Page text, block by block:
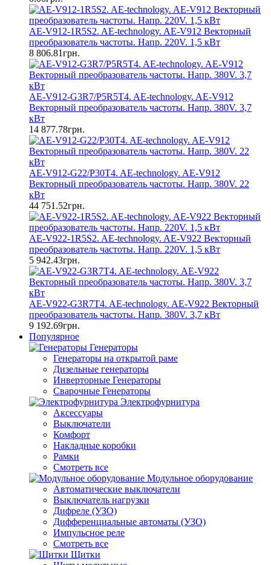
AE-V912-1R5S2. AE-technology. AE-V912 Векторный
преобразователь частоты. Напр. 220V. 1,5 кВт
8 806.81грн.
AE-V912-G3R7/P5R5T4. AE-technology. AE-V912
Векторный преобразователь частоты. Напр. 380V. 3,7
кВт
14 877.78грн.
AE-V912-G22/P30T4. AE-technology. AE-V912
Векторный преобразователь частоты. Напр. 380V. 22
кВт
44 751.52грн.
AE-V922-1R5S2. AE-technology. AE-V922 Векторный
преобразователь частоты. Напр. 220V. 1,5 кВт
5 942.43грн.
AE-V922-G3R7T4. AE-technology. AE-V922 Векторный
преобразователь частоты. Напр. 380V. 3,7 кВт
9 192.69грн.
Популярное
Генераторы
Генераторы на открытой раме
Дизельные генераторы
Инверторные Генераторы
Сварочные Генераторы
Электрофурнитура
Аксессуары
Выключатели
Комфорт
Накладные коробки
Рамки
Смотреть все
Модульное оборудование
Автоматические выключатели
Выключатель нагрузки
Дифреле (УЗО)
Дифференциальные автоматы (УЗО)
Импульсное реле
Смотреть все
Щитки